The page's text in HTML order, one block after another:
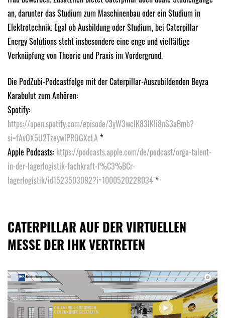
an, darunter das Studium zum Maschinenbau oder ein Studium in
Elektrotechnik. Egal ob Ausbildung oder Studium, bei Caterpillar
Energy Solutions steht insbesondere eine enge und vielfältige
Verknüpfung von Theorie und Praxis im Vordergrund.
Die PodZubi-Podcastfolge mit der Caterpillar-Auszubildenden Beyza
Karabulut zum Anhören:
Spotify:
https://open.spotify.com/episode/3yW3wcIK83IKIi8nS3aBmb?
si=fAvOX5U2TzeywlPROGXcLA*
Apple Podcasts: https://podcasts.apple.com/de/podcast/orga-talent-
in-der-lagerlogistik-fachkraft-f%C3%BCr-
lagerlogistik/id1523503082?i=1000520228034*
CATERPILLAR AUF DER VIRTUELLEN
MESSE DER IHK VERTRETEN